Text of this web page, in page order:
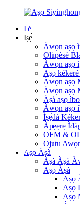
Ilé
Iṣẹ́
Àwọn aṣọ
Olùpèsè
Àwọn aṣọ
Aṣọ kékeré
Àwọn aṣọ
Àwọn aṣọ
Àṣà aṣọ
Àwọn aṣọ
Ìṣẹ̀dá
Àpẹẹrẹ
OEM &
Ojutu
Aṣọ Àṣà
Àṣà Àṣà
Aṣọ Àṣà
Aṣọ
Aṣọ
Aṣọ